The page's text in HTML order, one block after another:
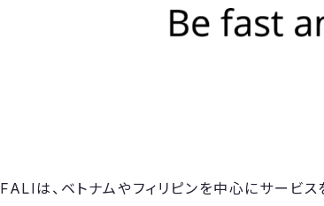
FALIは、ベトナムやフィリピンを中心にサービ